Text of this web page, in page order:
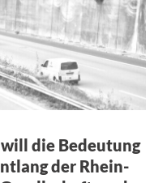
die Bedeutung
der Rhein-